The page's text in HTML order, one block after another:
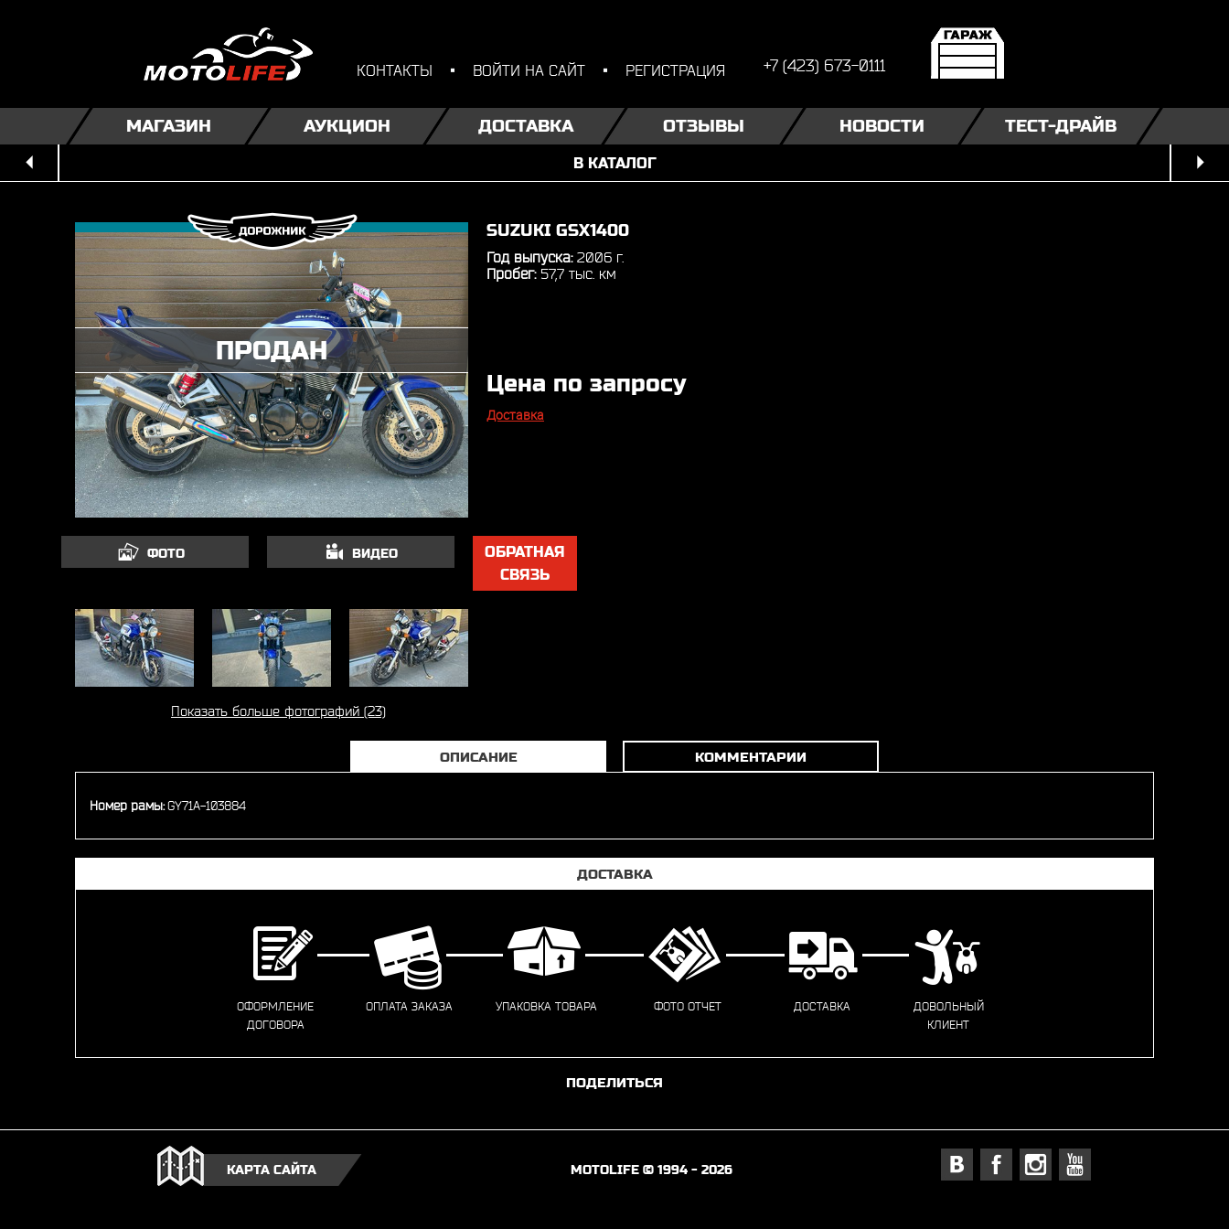
КОНТАКТЫ ВОЙТИ НА САЙТ РЕГИСТРАЦИЯ +7 (423) 673-0111
МАГАЗИН АУКЦИОН ДОСТАВКА ОТЗЫВЫ НОВОСТИ ТЕСТ-ДРАЙВ
В КАТАЛОГ
SUZUKI GSX1400
Год выпуска:2006 г.
Пробег:57,7 тыс. км
Цена по запросу
Доставка
ФОТО ВИДЕО
ОБРАТНАЯ
СВЯЗЬ
Показать больше фотографий (23)
ОПИСАНИЕ КОММЕНТАРИИ
Номер рамы:GY71A-103884
ДОСТАВКА
ОФОРМЛЕНИЕ
ДОГОВОРА
ОПЛАТА ЗАКАЗА УПАКОВКА ТОВАРА ФОТО ОТЧЕТ ДОСТАВКА
ДОВОЛЬНЫЙ
КЛИЕНТ
ПОДЕЛИТЬСЯ
КАРТА САЙТА MOTOLIFE © 1994 - 2026